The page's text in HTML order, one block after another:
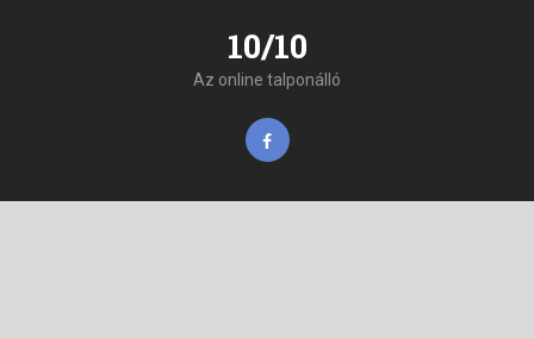
10/10
Az online talponálló